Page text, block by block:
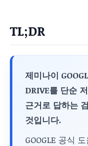
TL;DR
제미나이
DRIVE를 단순
근거로 답하는
것입니다.
GOOGLE 공식